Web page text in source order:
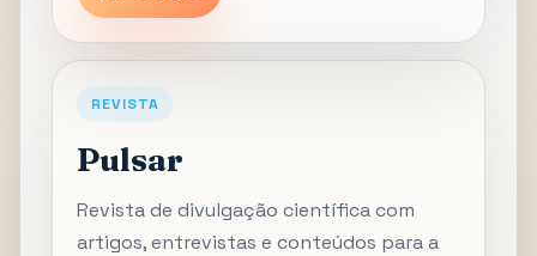
REVISTA
Pulsar
Revista de divulgação científica com
artigos, entrevistas e conteúdos para a